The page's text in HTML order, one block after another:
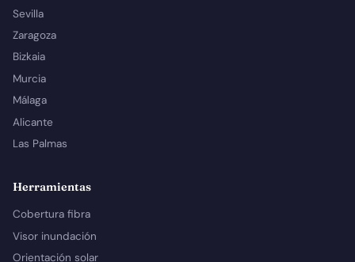
Sevilla
Zaragoza
Bizkaia
Murcia
Málaga
Alicante
Las Palmas
Herramientas
Cobertura fibra
Visor inundación
Orientación solar